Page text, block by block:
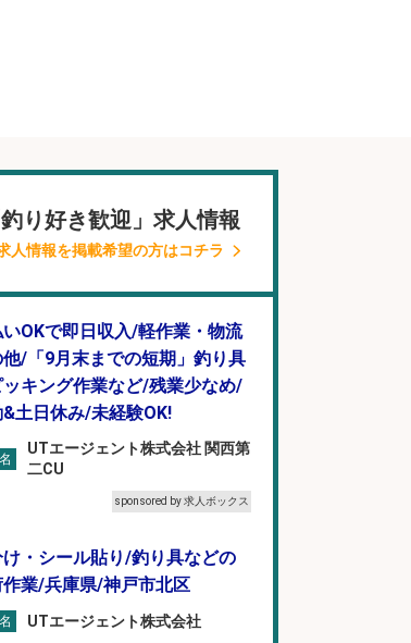
釣り好き歓迎」求人情報
人情報を掲載希望の方はコチラ
いOKで即日収入/軽作業・物流
他/「9月末までの短期」釣り具
キング作業など/残業少なめ/
&土日休み/未経験OK!
UTエージェント株式会社 関西第
二CU
sponsored by 求人ボックス
・シール貼り/釣り具などの
作業/兵庫県/神戸市北区
UTエージェント株式会社